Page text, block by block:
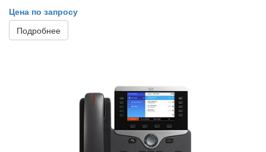
Цена по запросу
Подробнее